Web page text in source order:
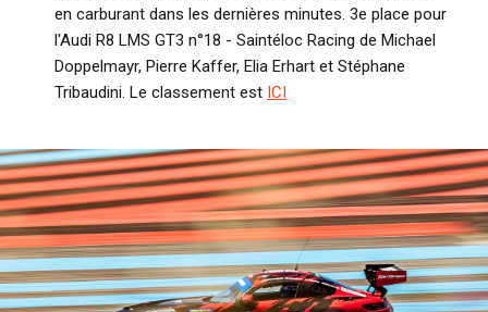
en carburant dans les dernières minutes. 3e place pour
l'Audi R8 LMS GT3 n°18 - Saintéloc Racing de Michael
Doppelmayr, Pierre Kaffer, Elia Erhart et Stéphane
Tribaudini. Le classement est ICI